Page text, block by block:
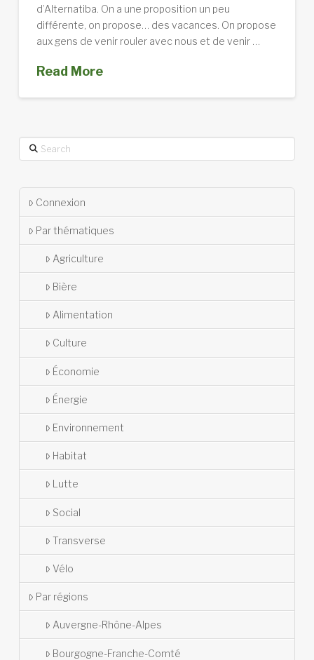
d’Alternatiba. On a une proposition un peu
différente, on propose… des vacances. On propose
aux gens de venir rouler avec nous et de venir …
Read More
Search
Connexion
Par thématiques
Agriculture
Bière
Alimentation
Culture
Économie
Énergie
Environnement
Habitat
Lutte
Social
Transverse
Vélo
Par régions
Auvergne-Rhône-Alpes
Bourgogne-Franche-Comté